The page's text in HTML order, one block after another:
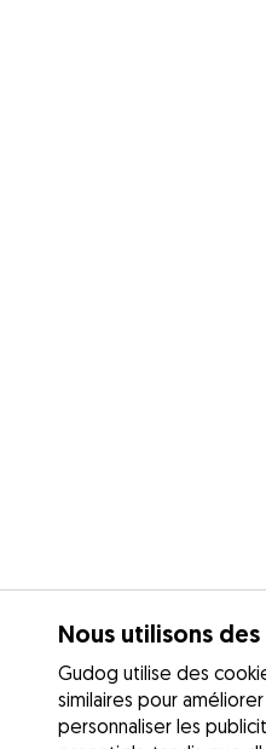
Nous utilisons
Gudog utilise des
similaires pour
personnaliser les